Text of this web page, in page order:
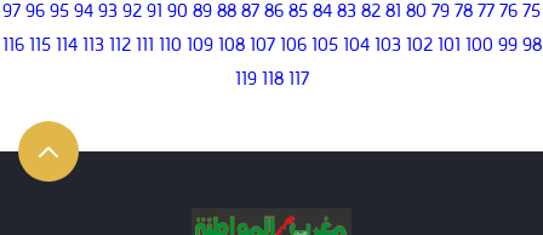
75
76
77
78
79
80
81
82
83
84
85
86
87
88
89
90
91
92
93
94
95
96
97
98
99
100
101
102
103
104
105
106
107
108
109
110
111
112
113
114
115
116
117
118
119